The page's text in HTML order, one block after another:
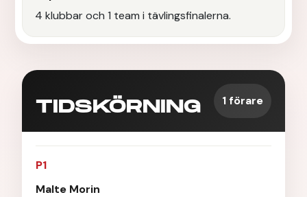
4 klubbar och 1 team i tävlingsfinalerna.
TIDSKÖRNING 1 förare
P1
Malte Morin